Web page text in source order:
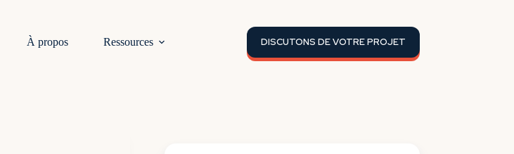
À propos Ressources DISCUTONS DE VOTRE PROJET